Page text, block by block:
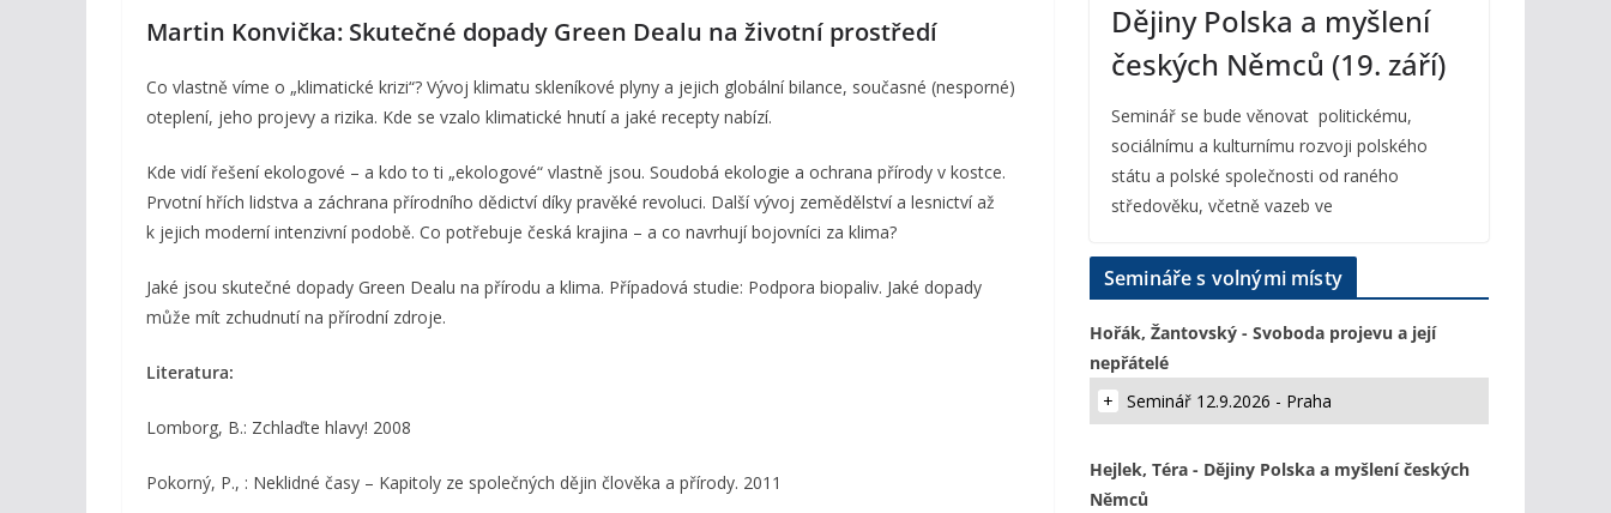
Martin Konvička: Skutečné dopady Green Dealu na životní prostředí
Co vlastně víme o „klimatické krizi“? Vývoj klimatu skleníkové plyny a jejich globální bilance, současné (nesporné)
oteplení, jeho projevy a rizika. Kde se vzalo klimatické hnutí a jaké recepty nabízí.
Kde vidí řešení ekologové – a kdo to ti „ekologové“ vlastně jsou. Soudobá ekologie a ochrana přírody v kostce.
Prvotní hřích lidstva a záchrana přírodního dědictví díky pravěké revoluci. Další vývoj zemědělství a lesnictví až
k jejich moderní intenzivní podobě. Co potřebuje česká krajina – a co navrhují bojovníci za klima?
Jaké jsou skutečné dopady Green Dealu na přírodu a klima. Případová studie: Podpora biopaliv. Jaké dopady
může mít zchudnutí na přírodní zdroje.
Literatura:
Lomborg, B.: Zchlaďte hlavy! 2008
Pokorný, P., : Neklidné časy – Kapitoly ze společných dějin člověka a přírody. 2011
Dějiny Polska a myšlení
českých Němců (19. září)
Seminář se bude věnovat politickému,
sociálnímu a kulturnímu rozvoji polského
státu a polské společnosti od raného
středověku, včetně vazeb ve
Semináře s volnými místy
Hořák, Žantovský - Svoboda projevu a její
nepřátelé
Seminář 12.9.2026 - Praha
Hejlek, Téra - Dějiny Polska a myšlení českých
Němců